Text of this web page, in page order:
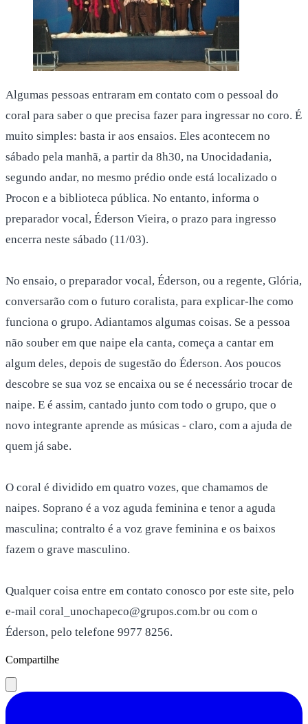
Algumas pessoas entraram em contato com o pessoal do
coral para saber o que precisa fazer para ingressar no coro. É
muito simples: basta ir aos ensaios. Eles acontecem no
sábado pela manhã, a partir da 8h30, na Unocidadania,
segundo andar, no mesmo prédio onde está localizado o
Procon e a biblioteca pública. No entanto, informa o
preparador vocal, Éderson Vieira, o prazo para ingresso
encerra neste sábado (11/03).
No ensaio, o preparador vocal, Éderson, ou a regente, Glória,
conversarão com o futuro coralista, para explicar-lhe como
funciona o grupo. Adiantamos algumas coisas. Se a pessoa
não souber em que naipe ela canta, começa a cantar em
algum deles, depois de sugestão do Éderson. Aos poucos
descobre se sua voz se encaixa ou se é necessário trocar de
naipe. E é assim, cantado junto com todo o grupo, que o
novo integrante aprende as músicas - claro, com a ajuda de
quem já sabe.
O coral é dividido em quatro vozes, que chamamos de
naipes. Soprano é a voz aguda feminina e tenor a aguda
masculina; contralto é a voz grave feminina e os baixos
fazem o grave masculino.
Qualquer coisa entre em contato conosco por este site, pelo
e-mail coral_unochapeco@grupos.com.br ou com o
Éderson, pelo telefone 9977 8256.
Compartilhe